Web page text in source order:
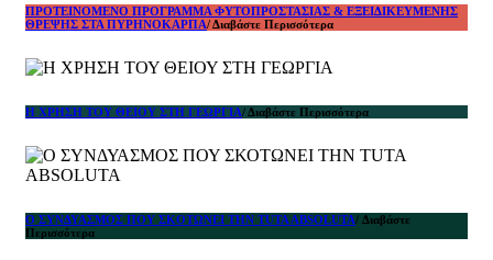
ΠΡΟΤΕΙΝΟΜΕΝΟ ΠΡΟΓΡΑΜΜΑ ΦΥΤΟΠΡΟΣΤΑΣΙΑΣ & ΕΞΕΙΔΙΚΕΥΜΕΝΗΣ
ΘΡΕΨΗΣ ΣΤΑ ΠΥΡΗΝΟΚΑΡΠΑ/ Διαβάστε Περισσότερα
Η ΧΡΗΣΗ ΤΟΥ ΘΕΙΟΥ ΣΤΗ ΓΕΩΡΓΙΑ/ Διαβάστε Περισσότερα
Ο ΣΥΝΔΥΑΣΜΟΣ ΠΟΥ ΣΚΟΤΩΝΕΙ ΤΗΝ TUTA ABSOLUTA/ Διαβάστε
Περισσότερα